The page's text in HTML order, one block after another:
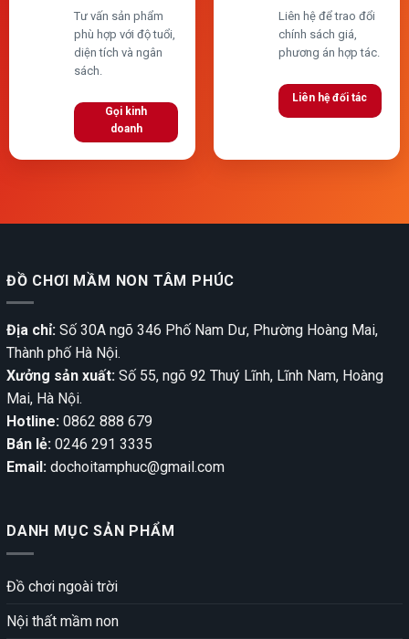
Tư vấn sản phẩm
phù hợp với độ tuổi,
diện tích và ngân
sách.
Gọi kinh
doanh
Liên hệ để trao đổi
chính sách giá,
phương án hợp tác.
Liên hệ đối tác
ĐỒ CHƠI MẦM NON TÂM PHÚC
Địa chỉ: Số 30A ngõ 346 Phố Nam Dư, Phường Hoàng Mai,
Thành phố Hà Nội.
Xưởng sản xuất: Số 55, ngõ 92 Thuý Lĩnh, Lĩnh Nam, Hoàng
Mai, Hà Nội.
Hotline: 0862 888 679
Bán lẻ: 0246 291 3335
Email: dochoitamphuc@gmail.com
DANH MỤC SẢN PHẨM
Đồ chơi ngoài trời
Nội thất mầm non